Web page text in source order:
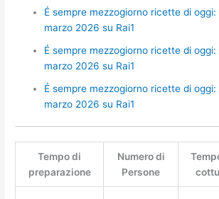
É sempre mezzogiorno ricette di
marzo 2026 su Rai1
É sempre mezzogiorno ricette di
marzo 2026 su Rai1
É sempre mezzogiorno ricette di
marzo 2026 su Rai1
Tempo di
preparazione
Numero di
Persone